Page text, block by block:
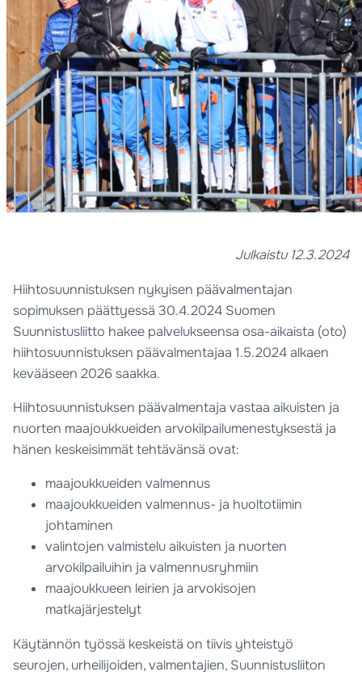
Julkaistu 12.3.2024
Hiihtosuunnistuksen nykyisen päävalmentajan
sopimuksen päättyessä 30.4.2024 Suomen
Suunnistusliitto hakee palvelukseensa osa-aikaista (oto)
hiihtosuunnistuksen päävalmentajaa 1.5.2024 alkaen
kevääseen 2026 saakka.
Hiihtosuunnistuksen päävalmentaja vastaa aikuisten ja
nuorten maajoukkueiden arvokilpailumenestyksestä ja
hänen keskeisimmät tehtävänsä ovat:
maajoukkueiden valmennus
maajoukkueiden valmennus- ja huoltotiimin
johtaminen
valintojen valmistelu aikuisten ja nuorten
arvokilpailuihin ja valmennusryhmiin
maajoukkueen leirien ja arvokisojen
matkajärjestelyt
Käytännön työssä keskeistä on tiivis yhteistyö
seurojen, urheilijoiden, valmentajien, Suunnistusliiton